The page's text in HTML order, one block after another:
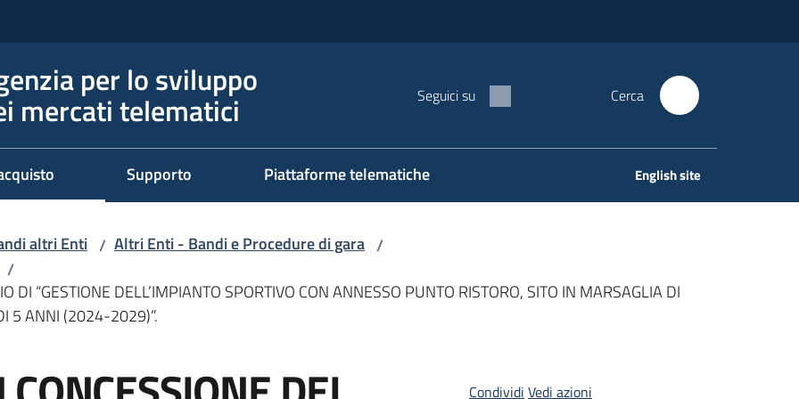
per lo sviluppo
mercati telematici Seguici su Cerca
Supporto Piattaforme telematiche English site
altri Enti / Altri Enti - Bandi e Procedure di gara /
/
DI “GESTIONE DELL’IMPIANTO SPORTIVO CON ANNESSO PUNTO RISTORO, SITO IN MARSAGLIA DI
5 ANNI (2024-2029)”.
Condividi Vedi azioni